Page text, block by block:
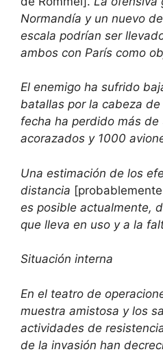
Normandía y un nuevo
escala podrían ser
ambos con París como
El enemigo ha sufrido
batallas por la cabeza
fecha ha perdido más
acorazados y 1000
Una estimación de los
distancia
es posible actualmente,
que lleva en uso y a la
Situación interna
En el teatro de
muestra amistosa y los
actividades de
de la invasión han